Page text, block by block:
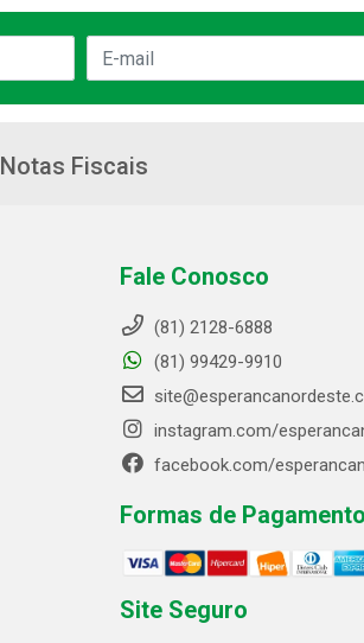
Notas Fiscais
Fale Conosco
(81) 2128-6888
(81) 99429-9910
instagram.com/
facebook.com/
Formas de Pagamento
Site Seguro